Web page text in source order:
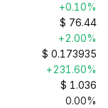
+0.10%
$ 76.44
+2.00%
$ 0.173935
+231.60%
$ 1.036
0.00%